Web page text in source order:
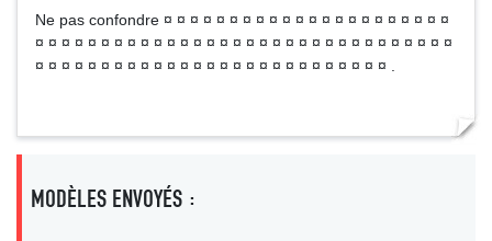
Ne pas confondre ¤ ¤ ¤ ¤ ¤ ¤ ¤ ¤ ¤ ¤ ¤ ¤ ¤ ¤ ¤ ¤ ¤ ¤ ¤ ¤ ¤ ¤
¤ ¤ ¤ ¤ ¤ ¤ ¤ ¤ ¤ ¤ ¤ ¤ ¤ ¤ ¤ ¤ ¤ ¤ ¤ ¤ ¤ ¤ ¤ ¤ ¤ ¤ ¤ ¤ ¤ ¤ ¤ ¤
¤ ¤ ¤ ¤ ¤ ¤ ¤ ¤ ¤ ¤ ¤ ¤ ¤ ¤ ¤ ¤ ¤ ¤ ¤ ¤ ¤ ¤ ¤ ¤ ¤ ¤ ¤ .
MODÈLES ENVOYÉS :